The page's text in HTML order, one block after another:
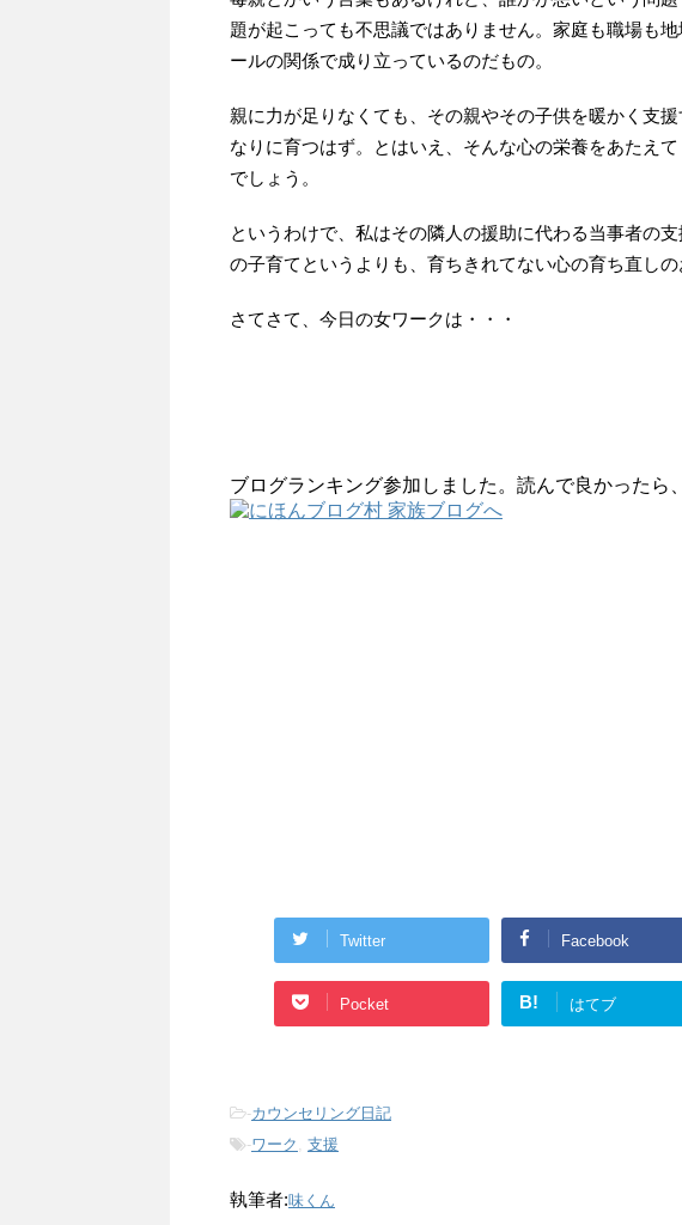
題が起こっても不思議ではありません。家庭も職場も
ールの関係で成り立っているのだもの。
親に力が足りなくても、その親やその子供を暖かく支
なりに育つはず。とはいえ、そんな心の栄養をあたえ
でしょう。
というわけで、私はその隣人の援助に代わる当事者の
の子育てというよりも、育ちきれてない心の育ち直しの
さてさて、今日の女ワークは・・・
ブログランキング参加しました。読んで良かったら
Twitter Facebook
Pocket B! はてブ
-カウンセリング日記
-ワーク , 支援
執筆者:味くん